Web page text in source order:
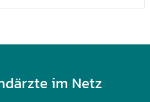
im Netz